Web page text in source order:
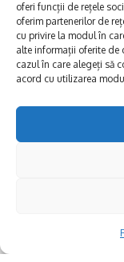
oferi funcții de rețele
oferim partenerilor de
cu privire la modul în
alte informații oferite de
cazul în care alegeți să
acord cu utilizarea
E xplorăm Dobrogea,
Explorăm valorile
Deltă, Litoral, cele
biserici și mănăstiri,
FRUMOASE POVEȘTI.